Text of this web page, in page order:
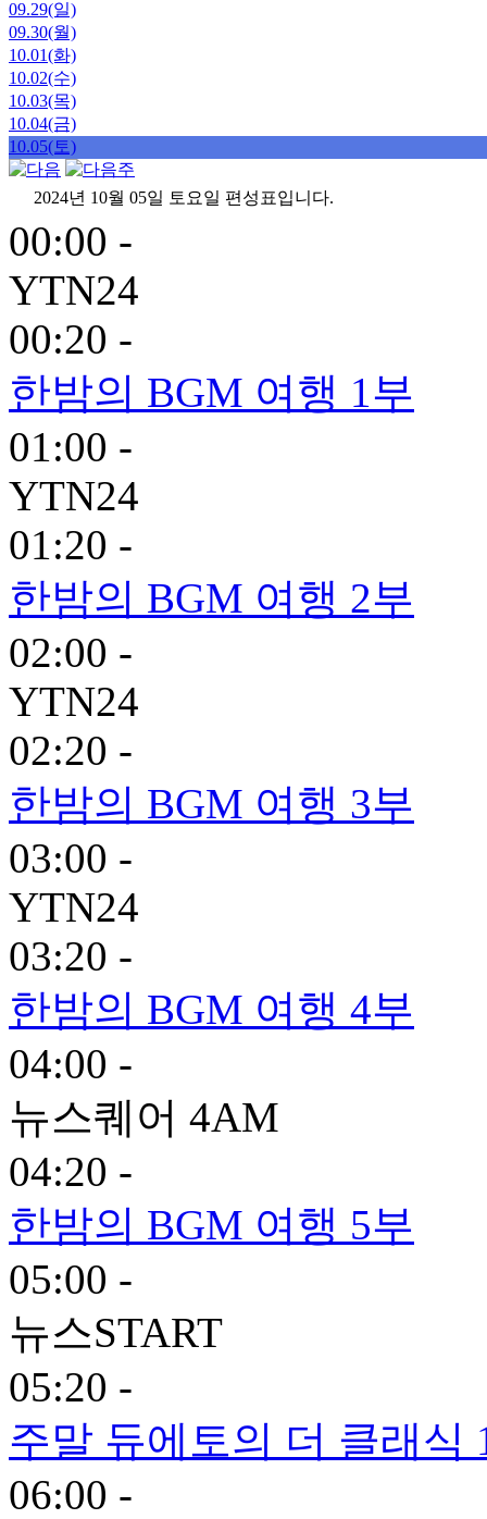
09.29(일)
09.30(월)
10.01(화)
10.02(수)
10.03(목)
10.04(금)
10.05(토)
2024년 10월 05일 토요일 편성표입니다.
00:00 -
YTN24
00:20 -
한밤의 BGM 여행 1부
01:00 -
YTN24
01:20 -
한밤의 BGM 여행 2부
02:00 -
YTN24
02:20 -
한밤의 BGM 여행 3부
03:00 -
YTN24
03:20 -
한밤의 BGM 여행 4부
04:00 -
뉴스퀘어 4AM
04:20 -
한밤의 BGM 여행 5부
05:00 -
뉴스START
05:20 -
주말 듀에토의 더 클래식
06:00 -